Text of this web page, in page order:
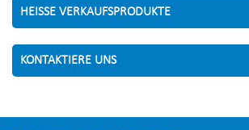
HEISSE VERKAUFSPRODUKTE
KONTAKTIERE UNS